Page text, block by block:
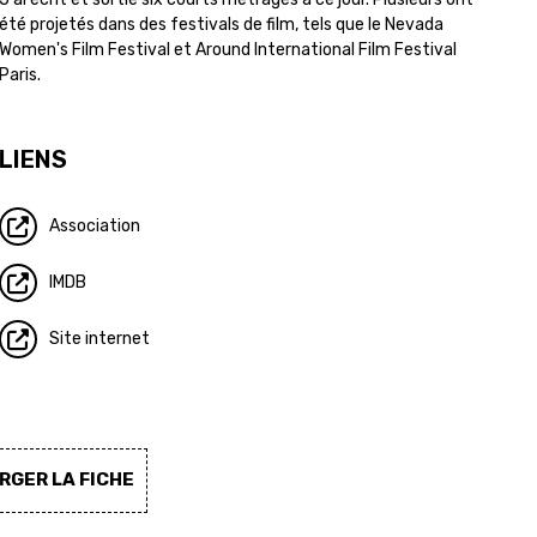
été projetés dans des festivals de film, tels que le Nevada
Women's Film Festival et Around International Film Festival
Paris.
LIENS
Association
IMDB
Site internet
LA FICHE